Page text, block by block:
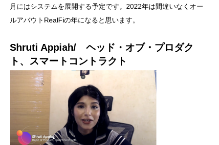
月にはシステムを展開する予定です。2022年は間違いなくオー
ルアバウトRealFiの年になると思います。
Shruti Appiah/ ヘッド・オブ・プロダク
ト、スマートコントラクト